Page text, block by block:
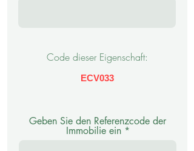
Code dieser Eigenschaft:
ECV033
Geben Sie den Referenzcode der
Immobilie ein